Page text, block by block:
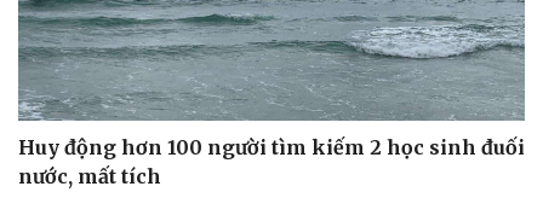
Văn hóa
Sân khấu - Điện ảnh
Văn học
Âm nhạc
Di sản
Giải trí
Nghệ sĩ
Thời trang
Sao Việt
Huy động hơn 100 người tìm kiếm 2 học sinh đuối
nước, mất tích